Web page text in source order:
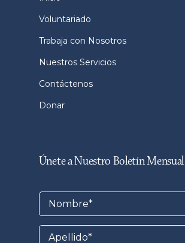
Voluntariado
Trabaja con Nosotros
Nuestros Servicios
Contáctenos
Donar
Únete a Nuestro Boletín Mensual